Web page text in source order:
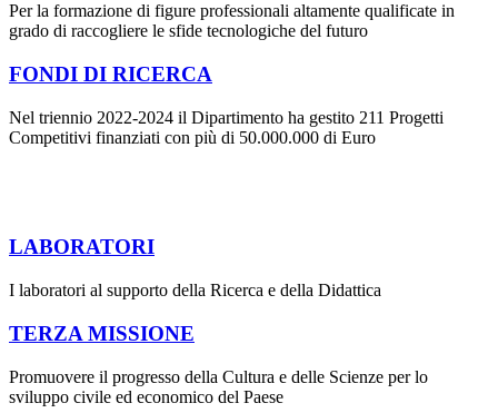
Per la formazione di figure professionali altamente qualificate in
grado di raccogliere le sfide tecnologiche del futuro
FONDI DI RICERCA
Nel triennio 2022-2024 il Dipartimento ha gestito 211 Progetti
Competitivi finanziati con più di 50.000.000 di Euro
LABORATORI
I laboratori al supporto della Ricerca e della Didattica
TERZA MISSIONE
Promuovere il progresso della Cultura e delle Scienze per lo
sviluppo civile ed economico del Paese